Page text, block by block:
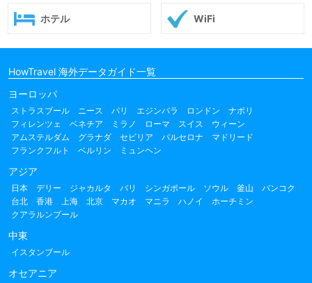
ホテル WiFi
HowTravel 海外データガイド一覧
ヨーロッパ
ストラスブール ニース パリ エジンバラ ロンドン
ナポリ
フィレンツェ
ベネチア ミラノ ローマ スイス
ウィーン
アムステルダム
グラナダ セビリア バルセロナ
マドリード
フランクフルト
ベルリン ミュンヘン
アジア
日本 デリー ジャカルタ バリ シンガポール ソウル 釜山
バンコク
台北
香港 上海 北京 マカオ マニラ ハノイ
ホーチミン
クアラルンプール
中東
イスタンブール
オセアニア